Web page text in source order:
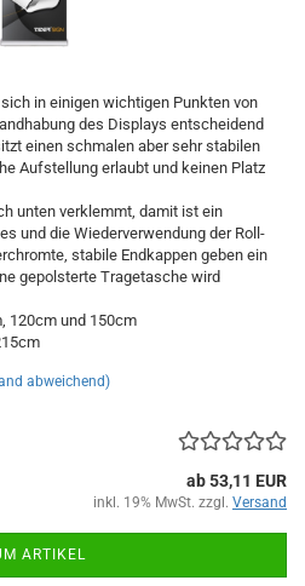
in einigen wichtigen Punkten von
des Displays entscheidend
einen schmalen aber sehr stabilen
Aufstellung erlaubt und keinen Platz
unten verklemmt, damit ist ein
und die Wiederverwendung der Roll-
stabile Endkappen geben ein
gepolsterte Tragetasche wird
120cm und 150cm
abweichend)
ab 53,11 EUR
inkl. 19% MwSt. zzgl. Versand
ARTIKEL